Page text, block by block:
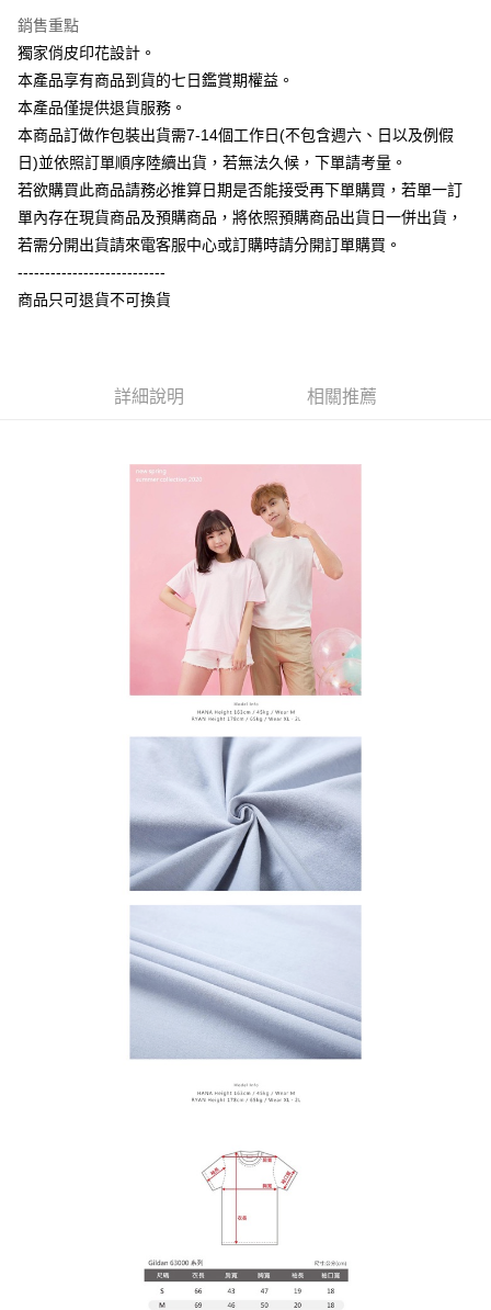
全盈+PAY
大哥付你分期
相關說明
1.本服務由台灣大哥大提供，台灣大哥大用戶可立即使用無須另外申請。
2.付款方式選擇「大哥付你分期」，訂單成立後會自動跳轉到大哥付的交易
流程，驗證手機門號後，選擇欲分期的期數、繳款截止日，確認付款後即完
成交易。
3.實際核准額度、可分期數及費用金額請依後續交易確認頁面所載為準。
4.訂單成立30分鐘內，如未前往確認交易或遇審核未通過，訂單將自動取
【繳款方式說明】
買賣價金債權讓與本公司後，依約使用本公司帳單繳交帳款。
2.基於同意付款使用「大哥付你分期」之契約關係目的，商店將以您的個人
資料（包含姓名、電話或地址）提供予台灣大哥大進項蒐集、處理及利用，
由本公司與您本人進行分期帳單所需資料之確認、核對及更正。
3.完整用戶服務條款，請詳閱以下連結：
https://oppay.tw/userRule
AFTEE先享後付
相關說明
【關於「AFTEE先享後付」】
AFTEE先享後付是「在收到商品之後才付款」的支付方式。 讓您購物簡單
１．簡單：不需註冊會員、不需綁卡、不需儲值。
２．便利：只要手機號碼，簡訊認證，即可結帳。
３．安心：先確認商品／服務後，再付款。
２．訂單成立數日內，您將收到繳費通知簡訊。
３．收到繳費通知簡訊後14天內，點擊此簡訊中的連結，可透過四大超商／
購買商品的店家。未經商家同意取消之訂單仍視為有效，需透過AFTEE先享
※ 交易是否成功請以「AFTEE先享後付 」之結帳頁面顯示為準，若有關於
是否繳費成功／繳費後需取消欲退款等相關疑問，請聯繫「AFTEE先享後付
https://netprotections.freshdesk.com/support/home
１．透過由恩沛科技股份有限公司提供之「AFTEE先享後付」服務完成之交
易，需依本服務之必要範圍內提供個人資料，並將交易相關給付款項請求債
權轉讓予恩沛科技股份有限公司。
２．關於個人資料處理事宜，請瀏覽以下網址：
３．未成年的使用者請事先徵得法定代理人或監護人之同意方可使用
「AFTEE先享後付」，若未經同意申辦者引起之損失，本公司不負相關責
４．使用「AFTEE先享後付」時，將依據個別帳號之用戶狀況，依本公司即
時審查核予不同之上限額度；若仍有額度不足之情形，本公司將視審查結果
５．嚴禁一人註冊多個帳號或使用他人資訊註冊。若發現惡意使用之情形，
恩沛科技股份有限公司將有權停止該用戶之使用額度並採取法律行動。
ATM付款
全家付款取貨
每筆NT$60，滿NT$899(含以上)免運費
每筆NT$65，滿NT$899(含以上)免運費
每筆NT$60，滿NT$899(含以上)免運費
每筆NT$65，滿NT$899(含以上)免運費
銷售重點
獨家俏皮印花設計。
本產品享有商品到貨的七日鑑賞期權益。
本產品僅提供退貨服務。
本商品訂做作包裝出貨需7-14個工作日(不包含週六、日以及例假
日)並依照訂單順序陸續出貨，若無法久候，下單請考量。
若欲購買此商品請務必推算日期是否能接受再下單購買，若單一訂
單內存在現貨商品及預購商品，將依照預購商品出貨日一併出貨，
若需分開出貨請來電客服中心或訂購時請分開訂單購買。
---------------------------
商品只可退貨不可換貨
詳細說明 相關推薦